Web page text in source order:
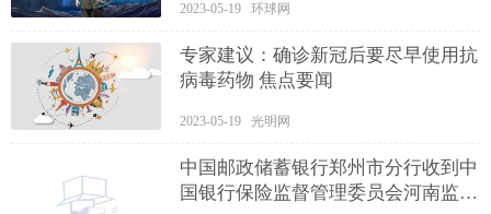
2023-05-19 环球网
专家建议：确诊新冠后要尽早使用抗
病毒药物 焦点要闻
2023-05-19 光明网
中国邮政储蓄银行郑州市分行收到中
国银行保险监督管理委员会河南监管